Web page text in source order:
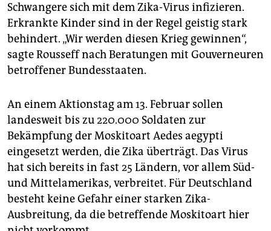
Schwangere sich mit dem Zika-Virus infizieren.
Erkrankte Kinder sind in der Regel geistig stark
behindert. „Wir werden diesen Krieg gewinnen“,
sagte Rousseff nach Beratungen mit Gouverneuren
betroffener Bundesstaaten.
An einem Aktionstag am 13. Februar sollen
landesweit bis zu 220.000 Soldaten zur
Bekämpfung der Moskitoart Aedes aegypti
eingesetzt werden, die Zika überträgt. Das Virus
hat sich bereits in fast 25 Ländern, vor allem Süd-
und Mittelamerikas, verbreitet. Für Deutschland
besteht keine Gefahr einer starken Zika-
Ausbreitung, da die betreffende Moskitoart hier